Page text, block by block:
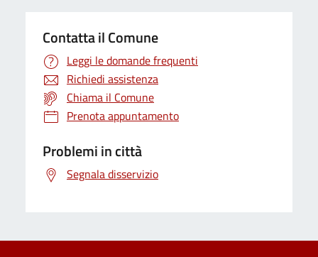
Contatta il Comune
Leggi le domande frequenti
Richiedi assistenza
Chiama il Comune
Prenota appuntamento
Problemi in città
Segnala disservizio